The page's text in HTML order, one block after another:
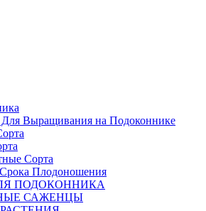
Выращивания на Подоконнике
Сорта
Плодоношения
ПОДОКОННИКА
САЖЕНЦЫ